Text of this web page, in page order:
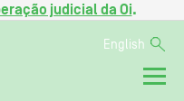
judicial da Oi.
English